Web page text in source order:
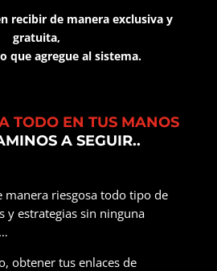
recibir de manera exclusiva y
gratuita,
que agregue al sistema.
TODO EN TUS MANOS
A SEGUIR..
manera riesgosa todo tipo de
y estrategias sin ninguna
obtener tus enlaces de